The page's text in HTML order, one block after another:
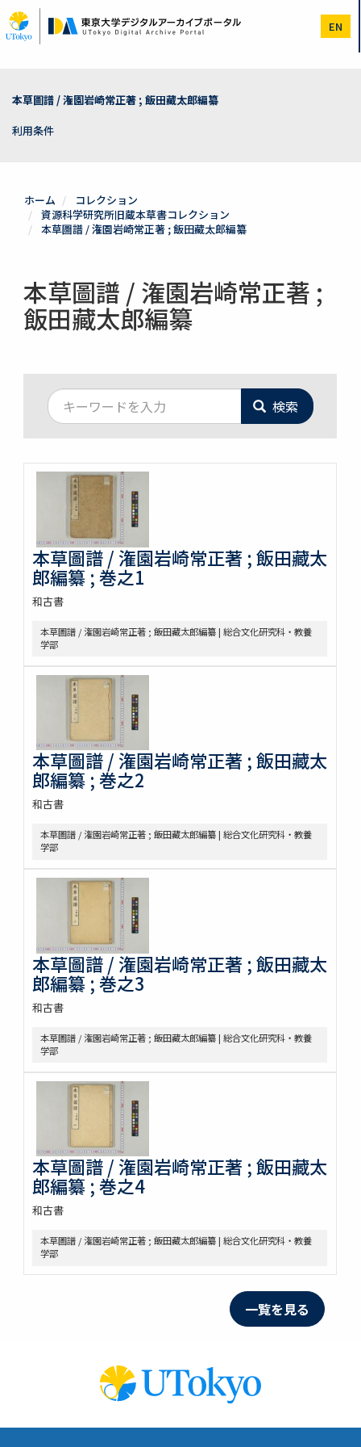
イ
ン
EN
本草圖譜 / 潅園岩崎常正著 ; 飯田藏太郎編纂
利用条件
ホーム
コレクション
資源科学研究所旧蔵本草書コレクション
本草圖譜 / 潅園岩崎常正著 ; 飯田藏太郎編纂
本草圖譜 / 潅園岩崎常正著 ;
飯田藏太郎編纂
検索
本草圖譜 / 潅園岩崎常正著 ; 飯田藏太
郎編纂 ; 巻之1
和古書
本草圖譜 / 潅園岩崎常正著 ; 飯田藏太郎編纂 | 総合文化研究科・教養
学部
本草圖譜 / 潅園岩崎常正著 ; 飯田藏太
郎編纂 ; 巻之2
和古書
本草圖譜 / 潅園岩崎常正著 ; 飯田藏太郎編纂 | 総合文化研究科・教養
学部
本草圖譜 / 潅園岩崎常正著 ; 飯田藏太
郎編纂 ; 巻之3
和古書
本草圖譜 / 潅園岩崎常正著 ; 飯田藏太郎編纂 | 総合文化研究科・教養
学部
本草圖譜 / 潅園岩崎常正著 ; 飯田藏太
郎編纂 ; 巻之4
和古書
本草圖譜 / 潅園岩崎常正著 ; 飯田藏太郎編纂 | 総合文化研究科・教養
学部
一覧を見る